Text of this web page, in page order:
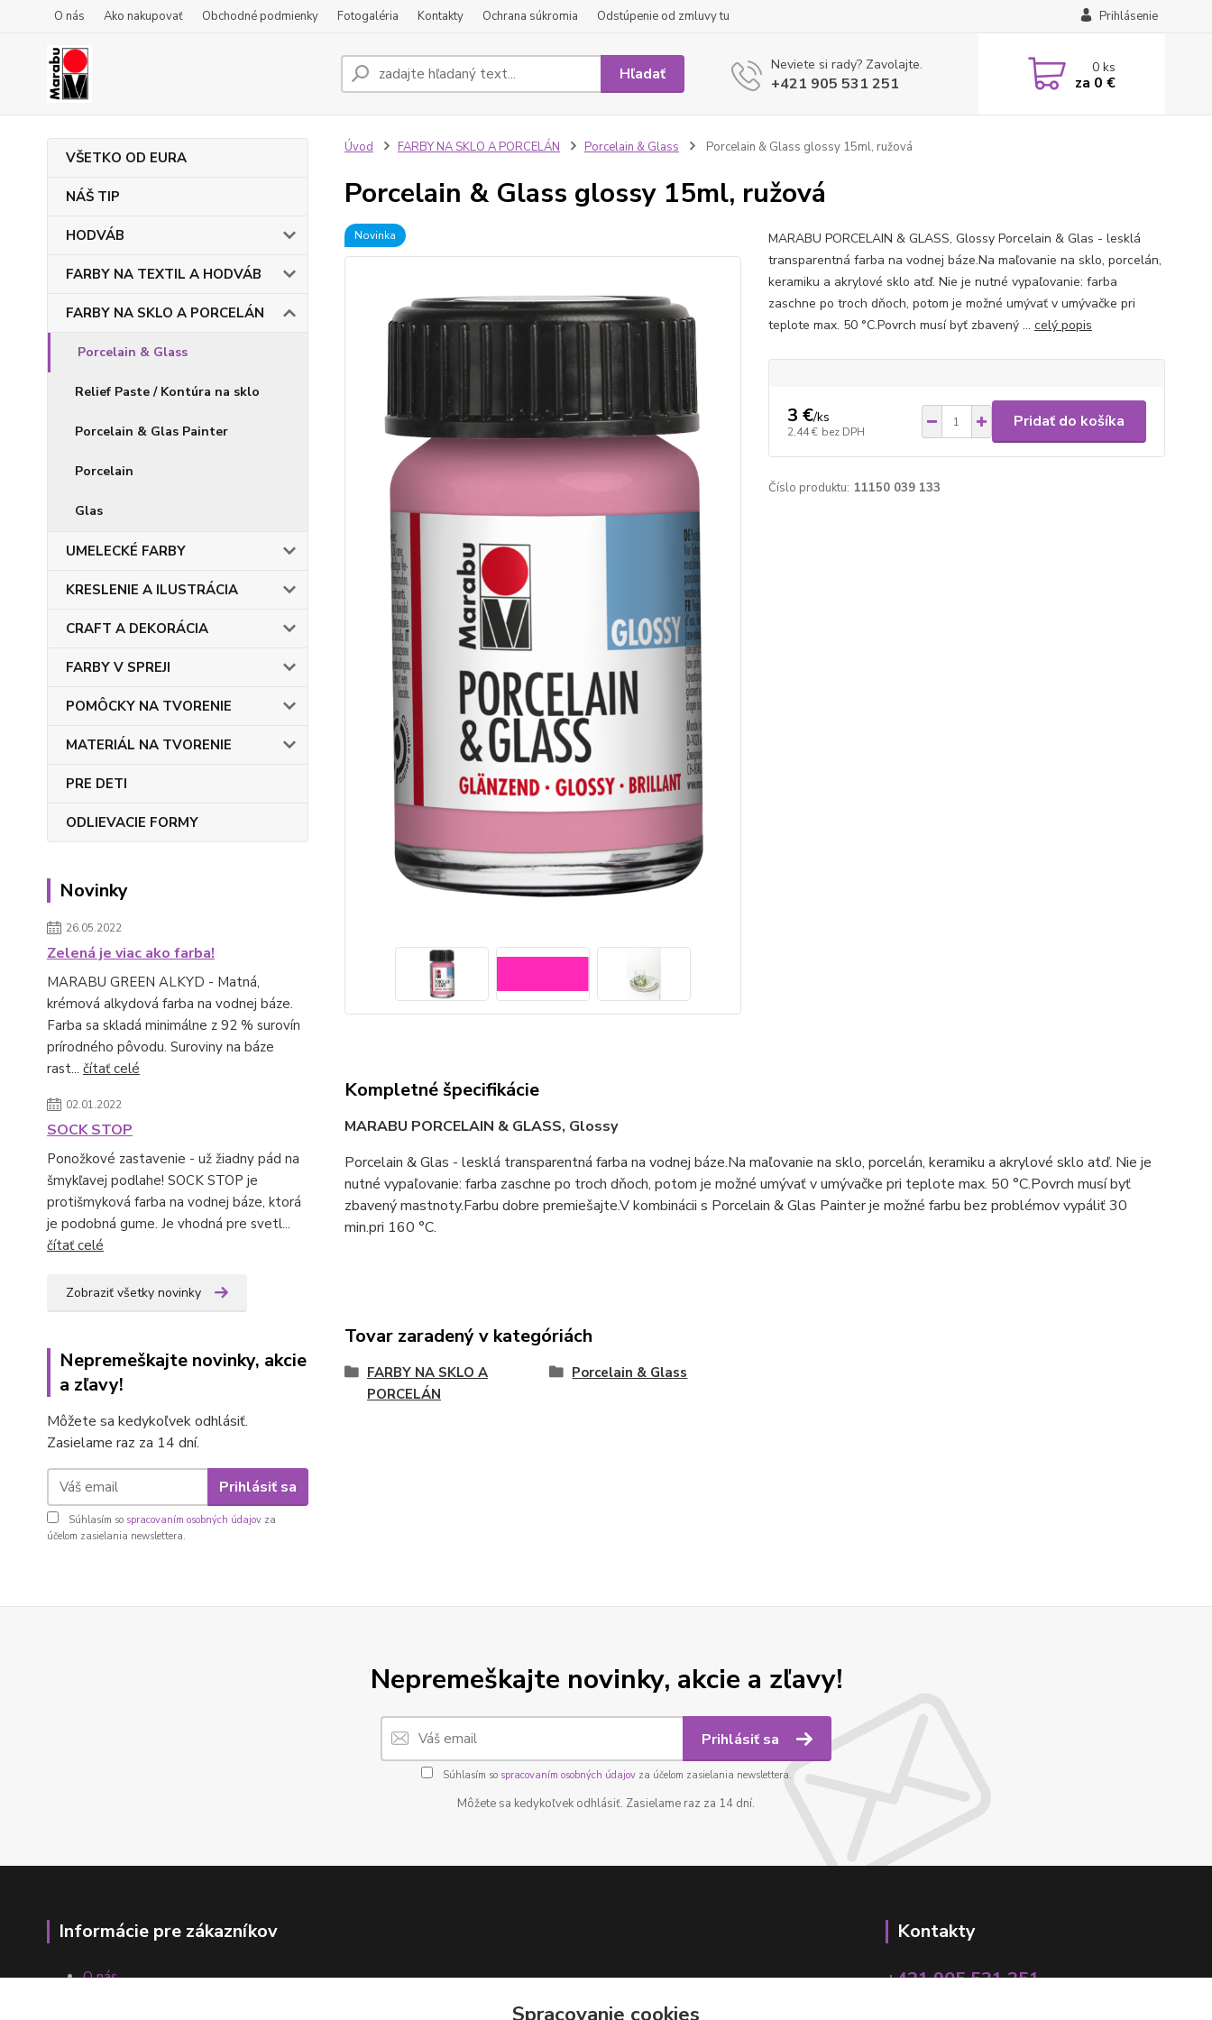
O nás Ako nakupovať Obchodné podmienky Fotogaléria Kontakty Ochrana súkromia Odstúpenie od zmluvy tu Prihlásenie
Hľadať Neviete si rady? Zavolajte.
+421 905 531 251
0ks
za 0 €
VŠETKO OD EURA
NÁŠ TIP
HODVÁB
FARBY NA TEXTIL A HODVÁB
FARBY NA SKLO A PORCELÁN
Porcelain & Glass
Relief Paste / Kontúra na sklo
Porcelain & Glas Painter
Porcelain
Glas
UMELECKÉ FARBY
KRESLENIE A ILUSTRÁCIA
CRAFT A DEKORÁCIA
FARBY V SPREJI
POMÔCKY NA TVORENIE
MATERIÁL NA TVORENIE
PRE DETI
ODLIEVACIE FORMY
Novinky
26.05.2022
Zelená je viac ako farba!
MARABU GREEN ALKYD - Matná,
krémová alkydová farba na vodnej báze.
Farba sa skladá minimálne z 92 % surovín
prírodného pôvodu. Suroviny na báze
rast... čítať celé
02.01.2022
SOCK STOP
Ponožkové zastavenie - už žiadny pád na
šmykľavej podlahe! SOCK STOP je
protišmyková farba na vodnej báze, ktorá
je podobná gume. Je vhodná pre svetl...
čítať celé
Zobraziť všetky novinky
Nepremeškajte novinky, akcie
a zľavy!
Môžete sa kedykoľvek odhlásiť.
Zasielame raz za 14 dní.
Prihlásiť sa
Súhlasím so spracovaním osobných údajov za
účelom zasielania newslettera.
Úvod FARBY NA SKLO A PORCELÁN Porcelain & Glass Porcelain & Glass glossy 15ml, ružová
Porcelain & Glass glossy 15ml, ružová
Novinka
MARABU PORCELAIN & GLASS, Glossy Porcelain & Glas - lesklá
transparentná farba na vodnej báze.Na maľovanie na sklo, porcelán,
keramiku a akrylové sklo atď. Nie je nutné vypaľovanie: farba
zaschne po troch dňoch, potom je možné umývať v umývačke pri
teplote max. 50 °C.Povrch musí byť zbavený ... celý popis
3 €/ks
2,44 € bez DPH
Pridať do košíka
Číslo produktu: 11150 039 133
Kompletné špecifikácie
MARABU PORCELAIN & GLASS, Glossy
Porcelain & Glas - lesklá transparentná farba na vodnej báze.Na maľovanie na sklo, porcelán, keramiku a akrylové sklo atď. Nie je
nutné vypaľovanie: farba zaschne po troch dňoch, potom je možné umývať v umývačke pri teplote max. 50 °C.Povrch musí byť
zbavený mastnoty.Farbu dobre premiešajte.V kombinácii s Porcelain & Glas Painter je možné farbu bez problémov vypáliť 30
min.pri 160 °C.
Tovar zaradený v kategóriách
FARBY NA SKLO A
PORCELÁN
Porcelain & Glass
Nepremeškajte novinky, akcie a zľavy!
Prihlásiť sa
Súhlasím so spracovaním osobných údajovza účelom zasielania newslettera.
Môžete sa kedykoľvek odhlásiť. Zasielame raz za 14 dní.
Informácie pre zákazníkov
O nás
Kontakty
+421 905 531 251
Spracovanie cookies